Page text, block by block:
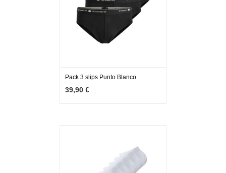
AGOTADO
Pack 3 slips Punto Blanco
39,90 €